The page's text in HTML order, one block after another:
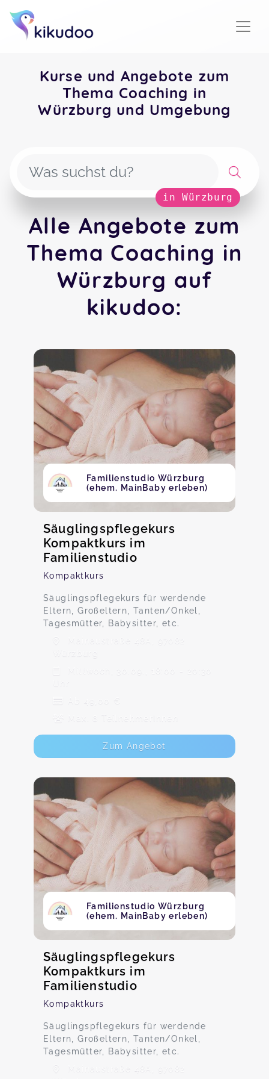
Kurse und Angebote zum
Thema Coaching in
Würzburg und Umgebung
in Würzburg
Alle Angebote zum
Thema Coaching in
Würzburg auf
kikudoo:
Familienstudio Würzburg
(ehem. MainBaby erleben)
Säuglingspflegekurs
Kompaktkurs im
Familienstudio
Kompaktkurs
Säuglingspflegekurs für werdende
Eltern, Großeltern, Tanten/Onkel,
Tagesmütter, Babysitter, etc.
Mainaustraße 48A, 97082
Mittwoch, 30.09., 18:00 - 20:30
Ab 49,00 €
Max. 8 TeilnehmerInnen
Zum Angebot
Familienstudio Würzburg
(ehem. MainBaby erleben)
Säuglingspflegekurs
Kompaktkurs im
Familienstudio
Kompaktkurs
Säuglingspflegekurs für werdende
Eltern, Großeltern, Tanten/Onkel,
Tagesmütter, Babysitter, etc.
Mainaustraße 48A, 97082